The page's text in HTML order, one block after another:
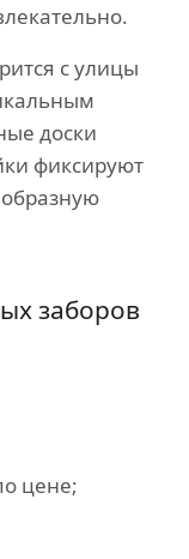
с улицы
доски
фиксируют
заборов
цене;